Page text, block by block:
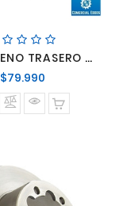
DISCO FRENO TRASERO MERCEDES BENZ ACCELO LO-916
$79.990Precio
normal